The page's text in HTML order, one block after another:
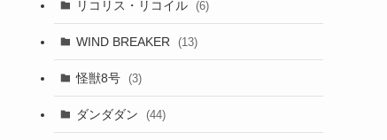
リコリス・リコイル (6)
WIND BREAKER (13)
怪獣8号 (3)
ダンダダン (44)